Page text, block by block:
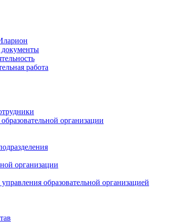
работа
организации
организации
образовательной организацией